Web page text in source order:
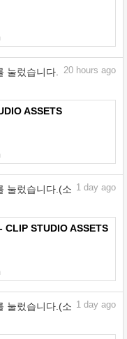
눌렀습니다.
20 hours ago
ASSETS
눌렀습니다.(소 1 day ago
CLIP STUDIO ASSETS
눌렀습니다.(소 1 day ago